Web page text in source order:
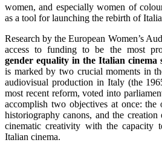
women, and especially women of
as a tool for launching the rebirth of
Research by the European Women’s
access to funding to be the most
gender equality in the Italian cinema
is marked by two crucial moments in
audiovisual production in Italy (the
most recent reform, voted into
accomplish two objectives at once:
historiography canons, and the
cinematic creativity with the capacity
Italian cinema.